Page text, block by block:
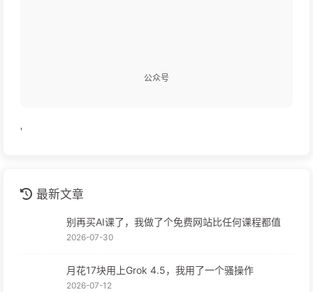
公众号
'
最新文章
别再买AI课了，我做了个免费网站比任何课程都值
2026-07-30
月花17块用上Grok 4.5，我用了一个骚操作
2026-07-12